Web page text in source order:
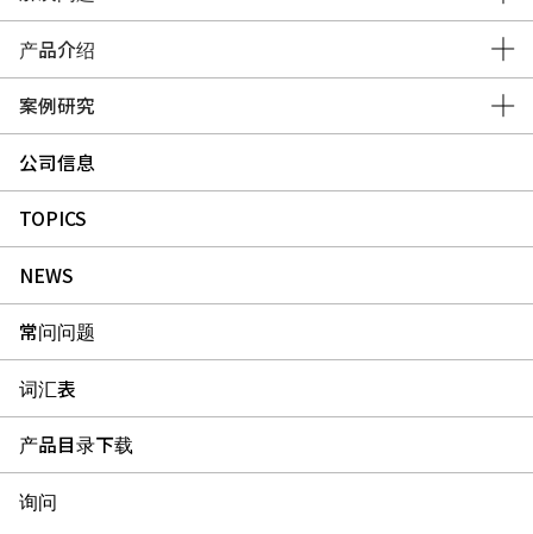
产品介绍
案例研究
公司信息
TOPICS
NEWS
常问问题
词汇表
产品目录下载
询问